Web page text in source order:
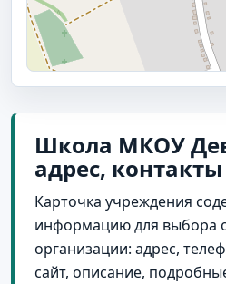
Школа МКОУ
адрес,
Карточка учреждения
информацию для выбора
организации: адрес,
сайт, описание,